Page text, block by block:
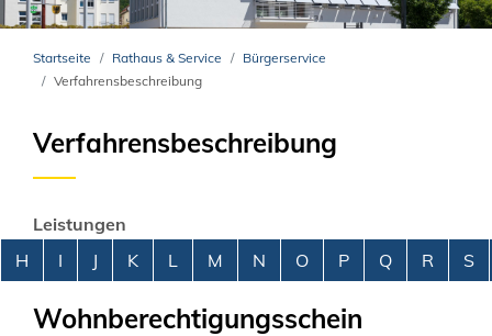
Startseite Rathaus & Service
Bürgerservice
Verfahrensbeschreibung
Verfahrensbeschreibung
Leistungen
Alphabetisches Register überspringen
H I J K L M N O P Q R S
Wohnberechtigungsschein